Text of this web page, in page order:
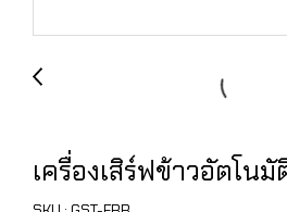
เครื่องเสิร์ฟข้าวอัตโนมั